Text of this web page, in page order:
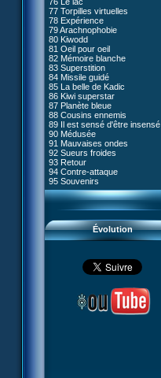
77 Torpilles virtuelles
78 Expérience
79 Arachnophobie
80 Kiwodd
81 Oeil pour oeil
82 Mémoire blanche
83 Superstition
84 Missile guidé
85 La belle de Kadic
86 Kiwi superstar
87 Planète bleue
88 Cousins ennemis
89 Il est sensé d'être insensé
90 Médusée
91 Mauvaises ondes
92 Sueurs froides
93 Retour
94 Contre-attaque
95 Souvenirs
Évolution
#05 - Rivalité
#06 - Soupçons
#07 - Compte-à-rebours
#08 - Virus
#09 - Comment tromper XANA
#10 - Le réveil du guerrier
#11 - Rendez-vous
#12 - Chaos à Kadic
#13 - Vendredi 13
#14 - Intrusion
#15 - Les sans-codes
#16 - Confusion
#17 - Un avenir professionnel
assuré
#18 - Obstination
#19 - Le piège
#20 - Espionnage
#21 - Faux-semblants
#22 - Mutinerie
#23 - Le blues de Jérémie
#24 - Paradoxe temporel
#25 - Hécatombe
#26 - Ultime mission